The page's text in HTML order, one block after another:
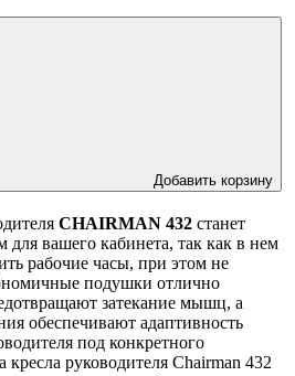
Добавить корзину
CHAIRMAN 432 станет
вашего кабинета, так как в нем
рабочие часы, при этом не
подушки отлично
затекание мышц, а
обеспечивают адаптивность
под конкретного
кресла руководителя Chairman 432